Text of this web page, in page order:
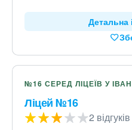
Детальна
№16 СЕРЕД ЛІЦЕЇВ У
Ліцей №16
2 відгуків